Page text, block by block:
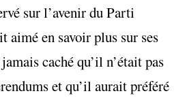
sur l’avenir du Parti
aimé en savoir plus sur ses
caché qu’il n’était pas
et qu’il aurait préféré